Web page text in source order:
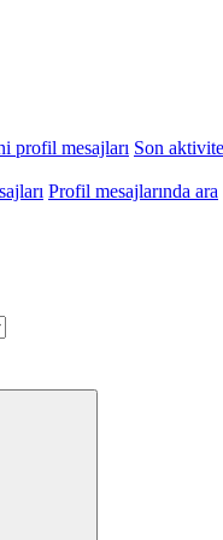
profil mesajları Son
Profil mesajlarında ara